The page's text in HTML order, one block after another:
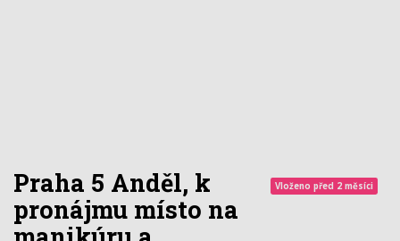
Praha 5 Anděl, k
pronájmu místo na
Vloženo před 2 měsíci